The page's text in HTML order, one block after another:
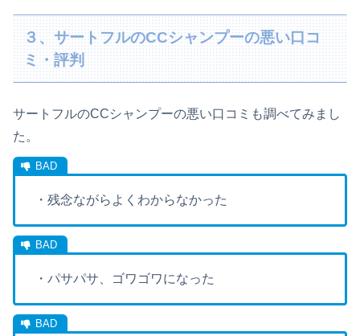
３、サートフルのCCシャンプーの悪い口コ
ミ・評判
サートフルのCCシャンプーの悪い口コミも調べてみまし
た。
・残念ながらよくわからなかった
・パサパサ、ゴワゴワになった